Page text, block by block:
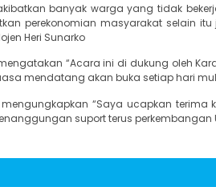
banyak warga yang tidak
perekonomian masyarakat selain
Heri Sunarko
“Acara ini di dukung oleh
mendatang akan buka setiap hari
mengungkapkan “Saya ucapkan
suport terus perkembangan